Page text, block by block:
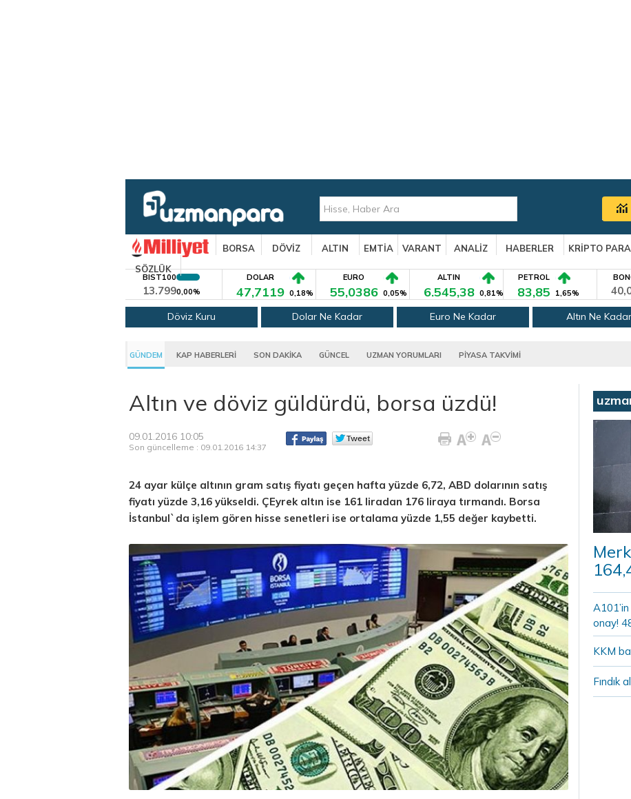
BORSA DÖVİZ ALTIN EMTİA VARANT ANALİZ HABERLER KRİPTO PARA
SÖZLÜK
BIST100
13.7990,00%
DOLAR
47,7119 0,18%
EURO
55,0386 0,05%
ALTIN
6.545,38 0,81%
PETROL
83,85 1,65%
Döviz Kuru Dolar Ne Kadar Euro Ne Kadar Altın Ne Kadar
GÜNDEM KAP HABERLERİ SON DAKİKA GÜNCEL UZMAN YORUMLARI PİYASA TAKVİMİ
Altın ve döviz güldürdü, borsa üzdü!
09.01.2016 10:05
Son güncelleme : 09.01.2016 14:37
24 ayar külçe altının gram satış fiyatı geçen hafta yüzde 6,72, ABD dolarının satış
fiyatı yüzde 3,16 yükseldi. ÇEyrek altın ise 161 liradan 176 liraya tırmandı. Borsa
İstanbul`da işlem gören hisse senetleri ise ortalama yüzde 1,55 değer kaybetti.
onay!
KKM
Fındık